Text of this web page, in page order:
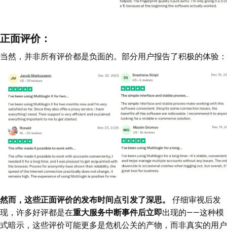
正面评价：
当然，并非所有评价都是负面的。部分用户报告了积极的体验：
然而，这些正面评价的发布时间点引发了深思。
仔细审视后发
现，许多好评都是在重大服务中断事件后立即出现的——这种模
式暗示，这些评价可能更多是危机公关的产物，而非真实的用户